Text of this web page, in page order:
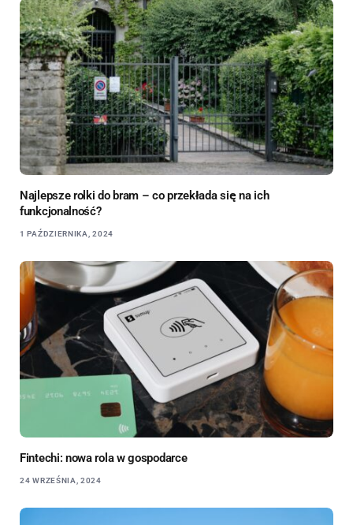
Najlepsze rolki do bram – co przekłada się na ich
funkcjonalność?
1 PAŹDZIERNIKA, 2024
Fintechi: nowa rola w gospodarce
24 WRZEŚNIA, 2024